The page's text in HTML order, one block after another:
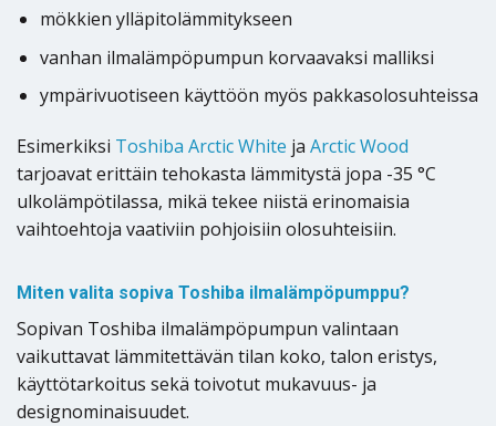
mökkien ylläpitolämmitykseen
vanhan ilmalämpöpumpun korvaavaksi malliksi
ympärivuotiseen käyttöön myös pakkasolosuhteissa
Esimerkiksi Toshiba Arctic White ja Arctic Wood
tarjoavat erittäin tehokasta lämmitystä jopa -35 °C
ulkolämpötilassa, mikä tekee niistä erinomaisia
vaihtoehtoja vaativiin pohjoisiin olosuhteisiin.
Miten valita sopiva Toshiba ilmalämpöpumppu?
Sopivan Toshiba ilmalämpöpumpun valintaan
vaikuttavat lämmitettävän tilan koko, talon eristys,
käyttötarkoitus sekä toivotut mukavuus- ja
designominaisuudet.